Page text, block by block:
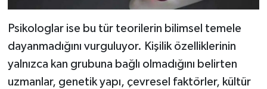
Psikologlar ise bu tür teorilerin bilimsel temele
dayanmadığını vurguluyor. Kişilik özelliklerinin
yalnızca kan grubuna bağlı olmadığını belirten
uzmanlar, genetik yapı, çevresel faktörler, kültür